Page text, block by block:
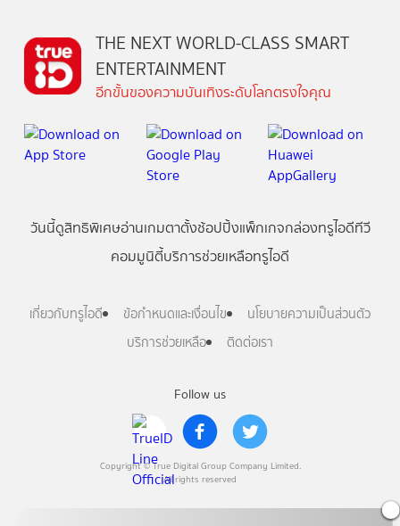
Follow us
Copyright © True Digital Group Company Limited.
All rights reserved
THE NEXT WORLD-CLASS SMART
ENTERTAINMENT
อีกขั้นของความบันเทิงระดับโลกตรงใจคุณ
วันนี้ดูสิทธิพิเศษอ่านเกมตาตั้งช้อปปิ้งแพ็กเกจกล่องทรูไอดีทีวี
คอมมูนิตี้บริการช่วยเหลือทรูไอดี
เกี่ยวกับทรูไอดี ข้อกำหนดและเงื่อนไข
นโยบายความเป็นส่วนตัว
บริการช่วยเหลือ
ติดต่อเรา